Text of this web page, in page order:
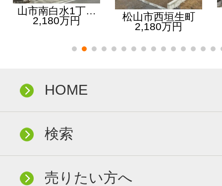
山市南白水1丁…
2,180万円
松山市西垣生町
2,180万円
HOME
検索
売りたい方へ